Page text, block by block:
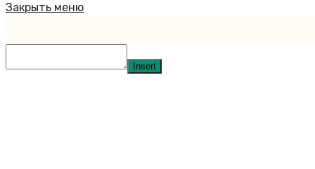
Закрыть меню
Insert